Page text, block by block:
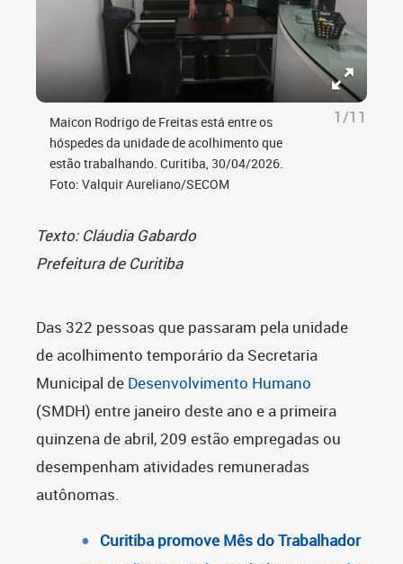
Maicon Rodrigo de Freitas está entre os
hóspedes da unidade de acolhimento que
estão trabalhando. Curitiba, 30/04/2026.
Foto: Valquir Aureliano/SECOM
1/11
Texto: Cláudia Gabardo
Prefeitura de Curitiba
Das 322 pessoas que passaram pela unidade
de acolhimento temporário da Secretaria
Municipal de Desenvolvimento Humano
(SMDH) entre janeiro deste ano e a primeira
quinzena de abril, 209 estão empregadas ou
desempenham atividades remuneradas
autônomas.
Curitiba promove Mês do Trabalhador